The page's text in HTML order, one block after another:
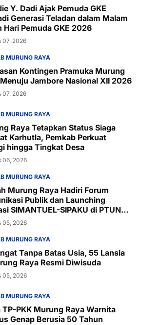
Y. Dadi Ajak Pemuda GKE
Generasi Teladan dalam Malam
Hari Pemuda GKE 2026
07, 2026
MURUNG RAYA
Kontingen Pramuka Murung
Jambore Nasional XII 2026
07, 2026
MURUNG RAYA
Raya Tetapkan Status Siaga
Karhutla, Pemkab Perkuat
hingga Tingkat Desa
06, 2026
MURUNG RAYA
Murung Raya Hadiri Forum
Publik dan Launching
SIMANTUEL-SIPAKU di PTUN
Raya
05, 2026
MURUNG RAYA
Tanpa Batas Usia, 55 Lansia
Raya Resmi Diwisuda
05, 2026
MURUNG RAYA
TP-PKK Murung Raya Warnita
Genap Berusia 50 Tahun